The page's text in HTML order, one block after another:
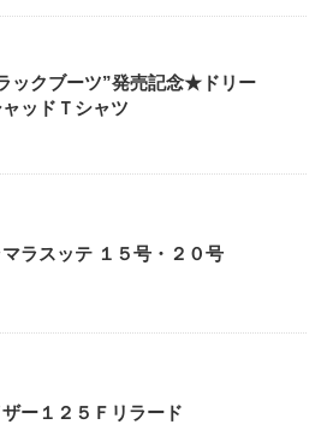
ックブーツ”発売記念★ドリー
ッドＴシャツ
ラスッテ １５号・２０号
ー１２５Ｆリラード